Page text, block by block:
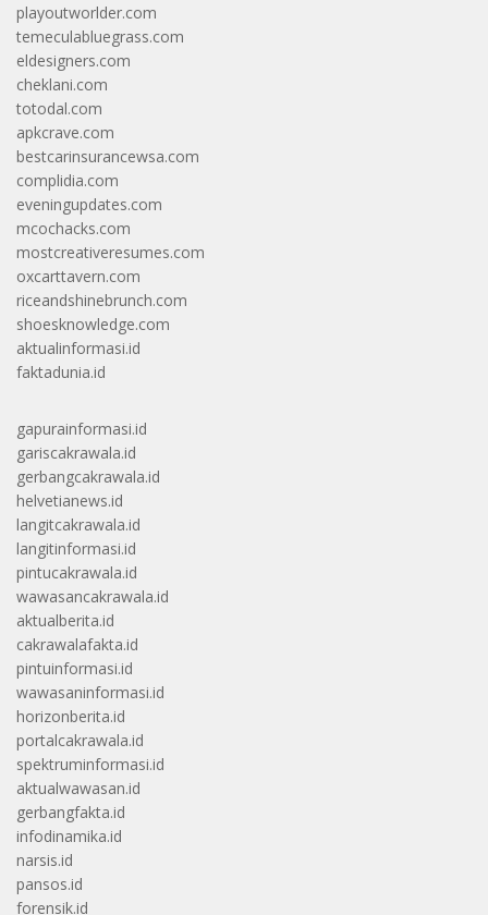
playoutworlder.com
temeculabluegrass.com
eldesigners.com
cheklani.com
totodal.com
apkcrave.com
bestcarinsurancewsa.com
complidia.com
eveningupdates.com
mcochacks.com
mostcreativeresumes.com
oxcarttavern.com
riceandshinebrunch.com
shoesknowledge.com
aktualinformasi.id
faktadunia.id
gapurainformasi.id
gariscakrawala.id
gerbangcakrawala.id
helvetianews.id
langitcakrawala.id
langitinformasi.id
pintucakrawala.id
wawasancakrawala.id
aktualberita.id
cakrawalafakta.id
pintuinformasi.id
wawasaninformasi.id
horizonberita.id
portalcakrawala.id
spektruminformasi.id
aktualwawasan.id
gerbangfakta.id
infodinamika.id
narsis.id
pansos.id
forensik.id